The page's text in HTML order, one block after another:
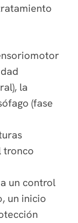
la
(fase
tronco
un control
un inicio